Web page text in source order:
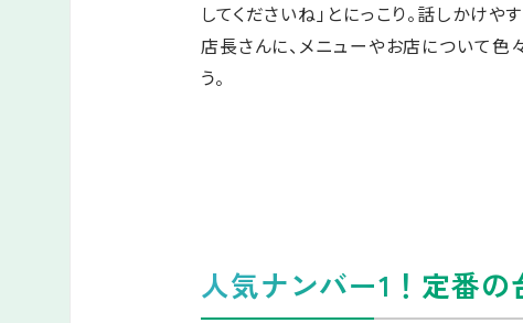
してくださいね」とにっこり。話しかけや
店長さんに、メニューやお店について色
う。
人気ナンバー1！定番の